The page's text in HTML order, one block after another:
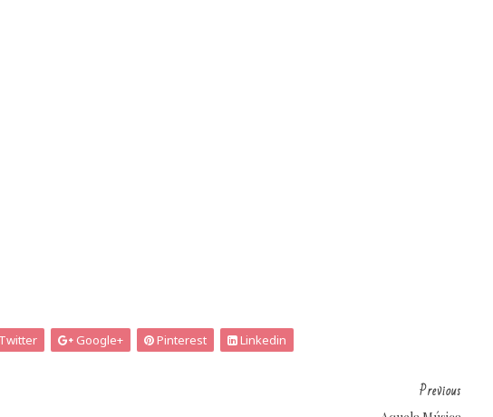
Twitter Google+ Pinterest Linkedin
Previous